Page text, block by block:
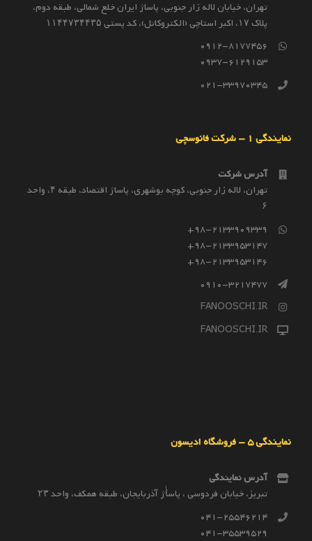
تهران، خیابان لاله زار جنوبی، پاساژ ایران خلع شمالی، طبقه دوم،
پلاک ۱۷، اکبر استاچی (الکتروکاتل)، کد پستی ۱۱۴۴۷۳۴۴۳۵
0912-8177456
0937-6129153
021-33970345
نمایندگی 1 – شرکت فانوسچی
آدرس شرکت
تهران، لاله زار جنوبی، کوچه بوشهری، پاساژ اقتصاد، طبقه ۴، واحد
۶
98-2133909339+
98-2133953147+
98-2133953146+
0910-3217477
FANOOSCHI.IR
FANOOSCHI.IR
نمایندگی 5 – فروشگاه ادیسون
آدرس نمایندگی
تبریز، خیابان فردوسی ، پاساٰژ آذربایجان، طبقه همکف، واحد ۲۳
041-25546214
041-35539529